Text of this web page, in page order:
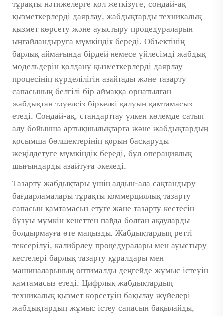
тұрақты нәтижелерге қол жеткізуге, сондай-ақ
қызметкерлерді даярлау, жабдықтарды техникалық
қызмет көрсету және ауыстыру процедураларын
ыңғайландыруға мүмкіндік береді. Объектінің
барлық аймағында бірдей немесе үйлесімді жабдық
модельдерін қолдану қызметкерлерді даярлау
процесінің күрделілігін азайтады және тазарту
сапасының белгілі бір аймаққа орнатылған
жабдықтан тәуелсіз біркелкі қалуын қамтамасыз
етеді. Сондай-ақ, стандарттау үлкен көлемде сатып
алу бойынша артықшылықтарға және жабдықтардың
қосымша бөлшектерінің қорын басқаруды
жеңілдетуге мүмкіндік береді, бұл операциялық
шығындарды азайтуға әкеледі.
Тазарту жабдықтары үшін алдын-ала сақтандыру
бағдарламалары тұрақты коммерциялық тазарту
сапасын қамтамасыз етуге және тазарту кестесін
бұзуы мүмкін кенеттен пайда болған ақауларды
болдырмауға өте маңызды. Жабдықтардың ретті
тексерілуі, калибрлеу процедуралары мен ауыстыру
кестелері барлық тазарту құралдары мен
машиналарының оптималды деңгейде жұмыс істеуін
қамтамасыз етеді. Цифрлық жабдықтардың
техникалық қызмет көрсетуін бақылау жүйелері
жабдықтардың жұмыс істеу сапасын бақылайды,